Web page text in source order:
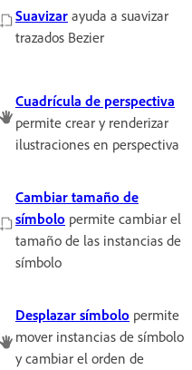
Suavizar ayuda a suavizar
trazados Bezier
Cuadrícula de perspectiva
permite crear y renderizar
ilustraciones en perspectiva
Cambiar tamaño de
símbolo permite cambiar el
tamaño de las instancias de
símbolo
Desplazar símbolo permite
mover instancias de símbolo
y cambiar el orden de